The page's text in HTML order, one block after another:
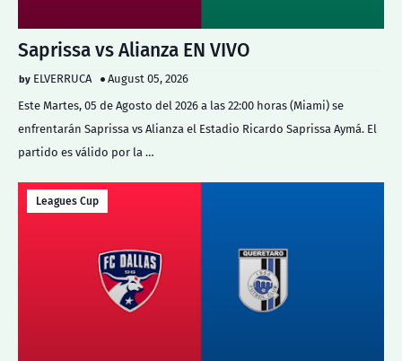
Saprissa vs Alianza EN VIVO
ELVERRUCA
August 05, 2026
Este Martes, 05 de Agosto del 2026 a las 22:00 horas (Miami) se
enfrentarán Saprissa vs Alianza el Estadio Ricardo Saprissa Aymá. El
partido es válido por la …
Leagues Cup